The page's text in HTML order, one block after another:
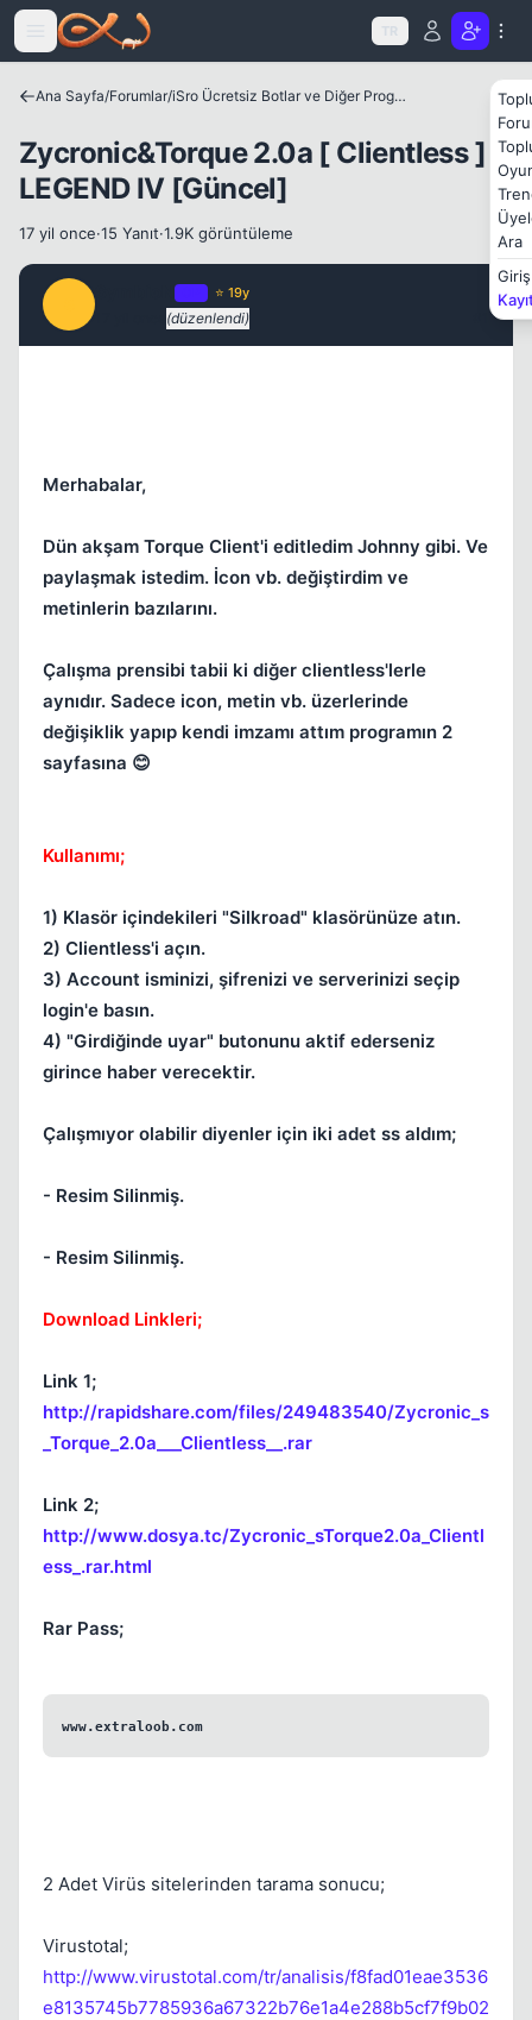
Icerige atla
TR
Ara
Giriş
Ana Sayfa/Forumlar/ iSro Ücretsiz Botlar ve Diğer Programlar
Zycronic&Torque 2.0a [ Clientless ]
LEGEND IV [Güncel]
17 yil once·15 Yanıt·1.9K görüntüleme
⭐ 19y
(düzenlendi)
Merhabalar,
Dün akşam Torque Client'i editledim Johnny gibi. Ve
paylaşmak istedim. İcon vb. değiştirdim ve
metinlerin bazılarını.
Çalışma prensibi tabii ki diğer clientless'lerle
aynıdır. Sadece icon, metin vb. üzerlerinde
değişiklik yapıp kendi imzamı attım programın 2
sayfasına 😊
Kullanımı;
1) Klasör içindekileri "Silkroad" klasörünüze atın.
2) Clientless'i açın.
3) Account isminizi, şifrenizi ve serverinizi seçip
login'e basın.
4) "Girdiğinde uyar" butonunu aktif ederseniz
girince haber verecektir.
Çalışmıyor olabilir diyenler için iki adet ss aldım;
- Resim Silinmiş.
- Resim Silinmiş.
Download Linkleri;
Link 1;
http://rapidshare.com/files/249483540/Zycronic_s
_Torque_2.0a___Clientless__.rar
Link 2;
http://www.dosya.tc/Zycronic_sTorque2.0a_Clientl
ess_.rar.html
Rar Pass;
www.extraloob.com
2 Adet Virüs sitelerinden tarama sonucu;
Virustotal;
http://www.virustotal.com/tr/analisis/f8fad01eae3536
e8135745b7785936a67322b76e1a4e288b5cf7f9b02
Kapat